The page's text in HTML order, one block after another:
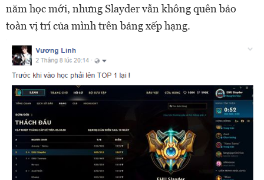
năm học mới, nhưng Slayder vẫn không quên bảo
toàn vị trí của mình trên bảng xếp hạng.